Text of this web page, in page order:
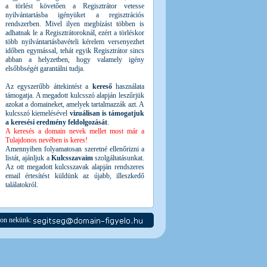
a törlést követően a Regisztrátor vetesse
nyilvántartásba igényüket a regisztrációs
rendszerben. Mivel ilyen megbízást többen is
adhatnak le a Regisztrátoroknál, ezért a törléskor
több nyilvántartásbavételi kérelem versenyezhet
időben egymással, tehát egyik Regisztrátor sincs
abban a helyzetben, hogy valamely igény
elsőbbségét garantálni tudja.
Az egyszerűbb áttekintést a keresőhasználata
támogatja. A megadott kulcsszó alapján leszűrjük
azokat a domaineket, amelyek tartalmazzák azt. A
kulcsszó kiemelésével vizuálisan is támogatjuk
a keresési eredmény feldolgozását.
A keresés a domain nevek mellet most már a
Tulajdonos nevében is keres!
Amennyiben folyamatosan szeretné ellenőrizni a
listát, ajánljuk a Kulcsszavaimszolgáltatásunkat.
Az ott megadott kulcsszavak alapján rendszeres
email értesítést küldünk az újabb, illeszkedő
találatokról.
nekünk: